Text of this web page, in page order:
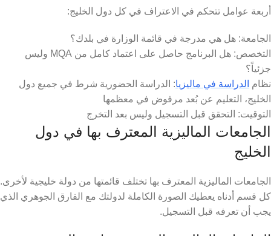
أربعة عوامل تتحكم في الاعتراف في كل دول الخليج:
الجامعة: هل هي مدرجة في قائمة الوزارة في بلدك؟
التخصص: هل البرنامج حاصل على اعتماد كامل من MQA وليس
جزئياً؟
نظام الدراسة في ماليزيا: الدراسة الحضورية شرط في جميع دول
الخليج، التعليم عن بُعد مرفوض في معظمها
التوقيت: التحقق قبل التسجيل وليس بعد التخرج
الجامعات الماليزية المعترف بها في دول
الخليج
الجامعات الماليزية المعترف بها تختلف قائمتها من دولة خليجية لأخرى.
كل قسم أدناه يعطيك الصورة الكاملة لدولتك مع الفارق الجوهري الذي
يجب أن تعرفه قبل التسجيل.